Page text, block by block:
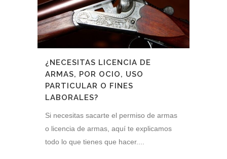
¿NECESITAS LICENCIA DE
ARMAS, POR OCIO, USO
PARTICULAR O FINES
LABORALES?
Si necesitas sacarte el permiso de armas
o licencia de armas, aquí te explicamos
todo lo que tienes que hacer....